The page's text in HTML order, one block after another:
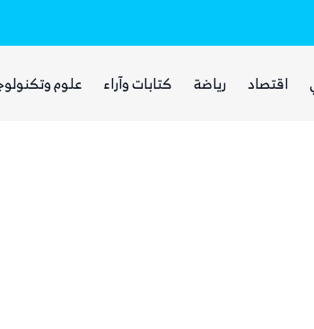
ذا ناشيونال: توسع حضور الحوثيين في
اقتصاد رياضة كتابات وآراء علوم